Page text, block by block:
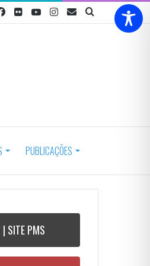
PUBLICAÇÕES
SITE PMS